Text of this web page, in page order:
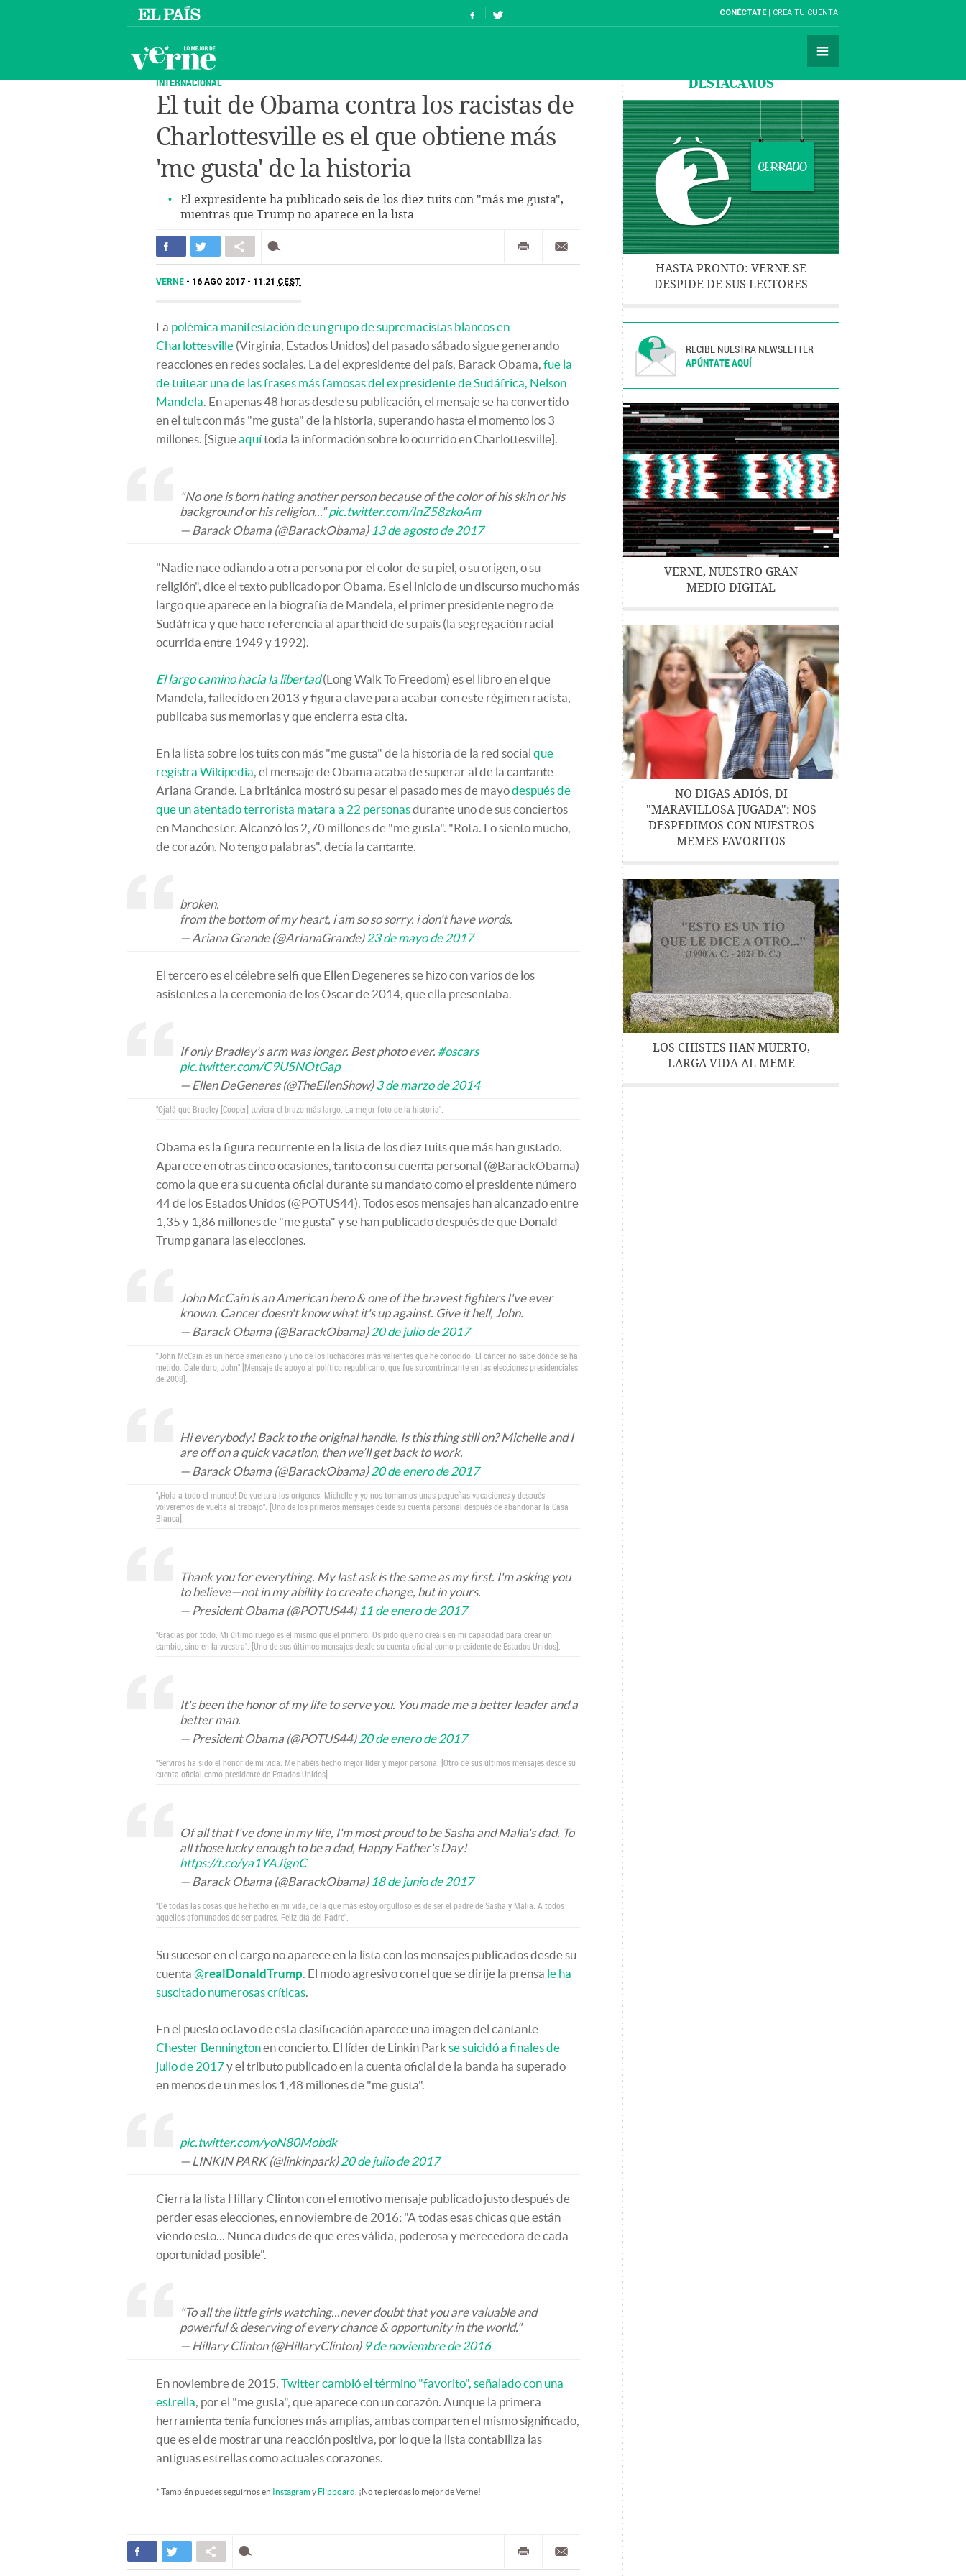
CONÉCTATE CREA TU CUENTA
INTERNACIONAL
El tuit de Obama contra los racistas de
Charlottesville es el que obtiene más
'me gusta' de la historia
El expresidente ha publicado seis de los diez tuits con "más me gusta",
mientras que Trump no aparece en la lista
VERNE 16 AGO 2017 - 11:21 CEST
La polémica manifestación de un grupo de supremacistas blancos en
Charlottesville (Virginia, Estados Unidos) del pasado sábado sigue generando
reacciones en redes sociales. La del expresidente del país, Barack Obama, fue la
de tuitear una de las frases más famosas del expresidente de Sudáfrica, Nelson
Mandela. En apenas 48 horas desde su publicación, el mensaje se ha convertido
en el tuit con más "me gusta" de la historia, superando hasta el momento los 3
millones. [Sigueaquítoda la información sobre lo ocurrido en Charlottesville].
"No one is born hating another person because of the color of his skin or his
background or his religion..."pic.twitter.com/InZ58zkoAm
— Barack Obama (@BarackObama) 13 de agosto de 2017
"Nadie nace odiando a otra persona por el color de su piel, o su origen, o su
religión", dice el texto publicado por Obama. Es el inicio de un discurso mucho más
largo que aparece en la biografía de Mandela, el primer presidente negro de
Sudáfrica y que hace referencia al apartheid de su país (la segregación racial
ocurrida entre 1949 y 1992).
El largo camino hacia la libertad(Long Walk To Freedom) es el libro en el que
Mandela, fallecido en 2013 y figura clave para acabar con este régimen racista,
publicaba sus memorias y que encierra esta cita.
En la lista sobre los tuits con más "me gusta" de la historia de la red social que
registra Wikipedia, el mensaje de Obama acaba de superar al de la cantante
Ariana Grande. La británica mostró su pesar el pasado mes de mayodespués de
que un atentado terrorista matara a 22 personasdurante uno de sus conciertos
en Manchester. Alcanzó los 2,70 millones de "me gusta". "Rota. Lo siento mucho,
de corazón. No tengo palabras", decía la cantante.
broken.
from the bottom of my heart, i am so so sorry. i don't have words.
— Ariana Grande (@ArianaGrande)23 de mayo de 2017
El tercero es el célebre selfi que Ellen Degeneres se hizo con varios de los
asistentes a la ceremonia de los Oscar de 2014, que ella presentaba.
If only Bradley's arm was longer. Best photo ever. #oscars
pic.twitter.com/C9U5NOtGap
— Ellen DeGeneres (@TheEllenShow)3 de marzo de 2014
"Ojalá que Bradley [Cooper] tuviera el brazo más largo. La mejor foto de la historia".
Obama es la figura recurrente en la lista de los diez tuits que más han gustado.
Aparece en otras cinco ocasiones, tanto con su cuenta personal (@BarackObama)
como la que era su cuenta oficial durante su mandato como el presidente número
44 de los Estados Unidos (@POTUS44). Todos esos mensajes han alcanzado entre
1,35 y 1,86 millones de "me gusta" y se han publicado después de que Donald
Trump ganara las elecciones.
John McCain is an American hero & one of the bravest fighters I've ever
known. Cancer doesn't know what it's up against. Give it hell, John.
— Barack Obama (@BarackObama)20 de julio de 2017
"John McCain es un héroe americano y uno de los luchadores más valientes que he conocido. El cáncer no sabe dónde se ha
metido. Dale duro, John" [Mensaje de apoyo al político republicano, que fue su contrincante en las elecciones presidenciales
de 2008].
Hi everybody! Back to the original handle. Is this thing still on? Michelle and I
are off on a quick vacation, then we’ll get back to work.
— Barack Obama (@BarackObama)20 de enero de 2017
"¡Hola a todo el mundo! De vuelta a los orígenes. Michelle y yo nos tomamos unas pequeñas vacaciones y después
volveremos de vuelta al trabajo". [Uno de los primeros mensajes desde su cuenta personal después de abandonar la Casa
Blanca].
Thank you for everything. My last ask is the same as my first. I'm asking you
to believe—not in my ability to create change, but in yours.
— President Obama (@POTUS44) 11 de enero de 2017
"Gracias por todo. Mi último ruego es el mismo que el primero. Os pido que no creáis en mi capacidad para crear un
cambio, sino en la vuestra". [Uno de sus últimos mensajes desde su cuenta oficial como presidente de Estados Unidos].
It's been the honor of my life to serve you. You made me a better leader and a
better man.
— President Obama (@POTUS44)20 de enero de 2017
"Serviros ha sido el honor de mi vida. Me habéis hecho mejor líder y mejor persona. [Otro de sus últimos mensajes desde su
cuenta oficial como presidente de Estados Unidos].
Of all that I've done in my life, I'm most proud to be Sasha and Malia's dad. To
all those lucky enough to be a dad, Happy Father's Day!
https://t.co/ya1YAJignC
— Barack Obama (@BarackObama) 18 de junio de 2017
"De todas las cosas que he hecho en mi vida, de la que más estoy orgulloso es de ser el padre de Sasha y Malia. A todos
aquellos afortunados de ser padres. Feliz día del Padre".
Su sucesor en el cargo no aparece en la lista con los mensajes publicados desde su
cuenta @realDonaldTrump. El modo agresivo con el que se dirije la prensa le ha
suscitado numerosas críticas.
En el puesto octavo de esta clasificación aparece una imagen del cantante
Chester Benningtonen concierto. El líder de Linkin Park se suicidó a finales de
julio de 2017y el tributo publicado en la cuenta oficial de la banda ha superado
en menos de un mes los 1,48 millones de "me gusta".
pic.twitter.com/yoN80Mobdk
— LINKIN PARK (@linkinpark)20 de julio de 2017
Cierra la lista Hillary Clinton con el emotivo mensaje publicado justo después de
perder esas elecciones, en noviembre de 2016: "A todas esas chicas que están
viendo esto... Nunca dudes de que eres válida, poderosa y merecedora de cada
oportunidad posible".
"To all the little girls watching...never doubt that you are valuable and
powerful & deserving of every chance & opportunity in the world."
— Hillary Clinton (@HillaryClinton) 9 de noviembre de 2016
En noviembre de 2015, Twitter cambió el término "favorito", señalado con una
estrella, por el "me gusta", que aparece con un corazón. Aunque la primera
herramienta tenía funciones más amplias, ambas comparten el mismo significado,
que es el de mostrar una reacción positiva, por lo que la lista contabiliza las
antiguas estrellas como actuales corazones.
* También puedes seguirnos en Instagramy Flipboard . ¡No te pierdas lo mejor de Verne!
DESTACAMOS
HASTA PRONTO: VERNE SE
DESPIDE DE SUS LECTORES
RECIBE NUESTRA NEWSLETTER
APÚNTATE AQUÍ
VERNE, NUESTRO GRAN
MEDIO DIGITAL
NO DIGAS ADIÓS, DI
"MARAVILLOSA JUGADA": NOS
DESPEDIMOS CON NUESTROS
MEMES FAVORITOS
LOS CHISTES HAN MUERTO,
LARGA VIDA AL MEME